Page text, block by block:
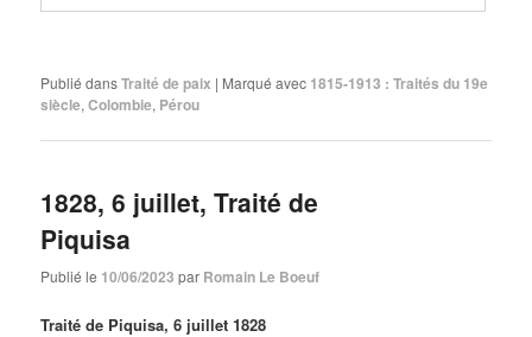
Publié dansTraité de paix | Marqué avec 1815-1913 : Traités du 19e
siècle,Colombie, Pérou
1828, 6 juillet, Traité de
Piquisa
Publié le 10/06/2023 par Romain Le Boeuf
Traité de Piquisa, 6 juillet 1828